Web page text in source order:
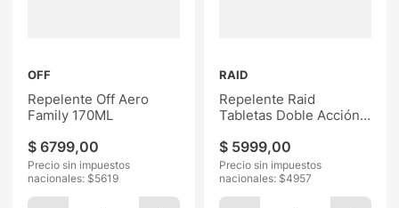
OFF
Repelente Off Aero
Family 170ML
$ 6799,00
Precio sin impuestos
nacionales: $5619
RAID
Repelente Raid
Tabletas Doble Acción
$ 5999,00
Precio sin impuestos
nacionales: $4957